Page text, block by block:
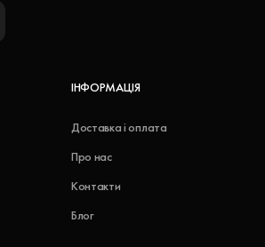
ІНФОРМАЦІЯ
Доставка і оплата
Про нас
Контакти
Блог